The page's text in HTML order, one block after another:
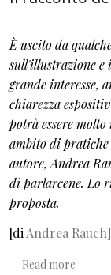
È uscito da
sull'illustrazione e
grande interesse,
chiarezza
potrà essere
ambito di pratiche
autore, Andrea
di parlarcene. Lo
proposta.
[di Andrea Rauch]
Read more